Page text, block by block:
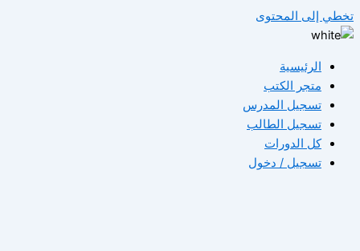
تخطي إلى المحتوى
الرئيسية
متجر الكتب
تسجيل المدرس
تسجيل الطالب
كل الدورات
تسجيل / دخول